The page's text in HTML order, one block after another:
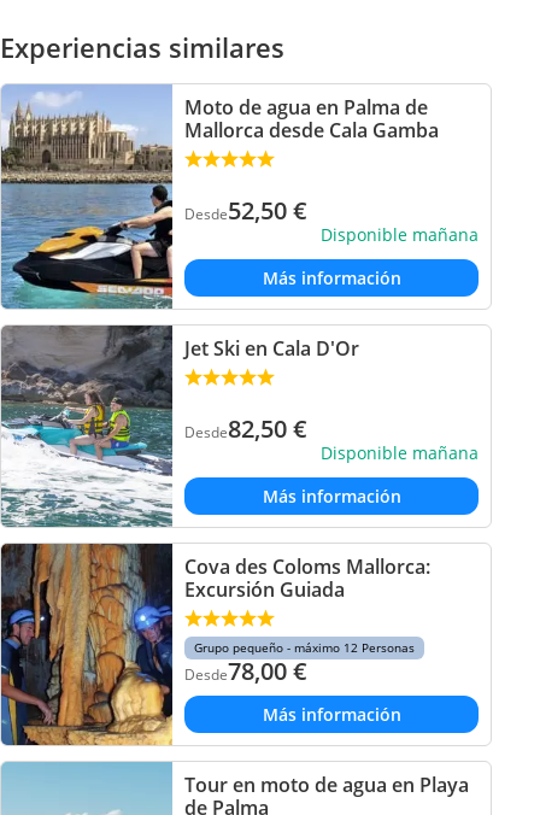
Experiencias similares
Moto de agua en Palma de
Mallorca desde Cala Gamba
Desde52,50€
Disponible mañana
Más información
Jet Ski en Cala D'Or
Desde82,50€
Disponible mañana
Más información
Cova des Coloms Mallorca:
Excursión Guiada
Grupo pequeño - máximo 12 Personas
Desde78,00€
Más información
Tour en moto de agua en Playa
de Palma